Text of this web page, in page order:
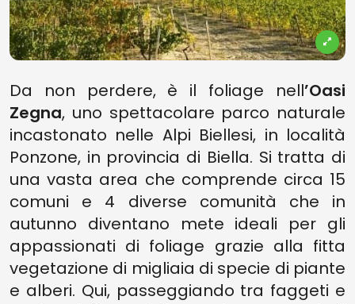
Da non perdere, è il foliage nell’Oasi
Zegna, uno spettacolare parco naturale
incastonato nelle Alpi Biellesi, in località
Ponzone, in provincia di Biella. Si tratta di
una vasta area che comprende circa 15
comuni e 4 diverse comunità che in
autunno diventano mete ideali per gli
appassionati di foliage grazie alla fitta
vegetazione di migliaia di specie di piante
e alberi. Qui, passeggiando tra faggeti e